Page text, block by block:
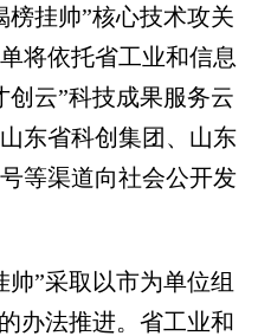
榜挂帅”核心技术攻关
将依托省工业和信息
创云”科技成果服务云
东省科创集团、山东
等渠道向社会公开发
”采取以市为单位组
办法推进。省工业和